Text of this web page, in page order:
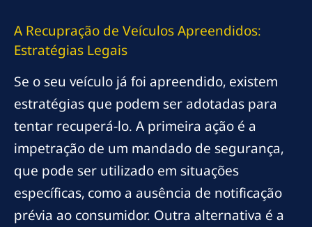
A Recupração de Veículos Apreendidos:
Estratégias Legais
Se o seu veículo já foi apreendido, existem
estratégias que podem ser adotadas para
tentar recuperá-lo. A primeira ação é a
impetração de um mandado de segurança,
que pode ser utilizado em situações
específicas, como a ausência de notificação
prévia ao consumidor. Outra alternativa é a